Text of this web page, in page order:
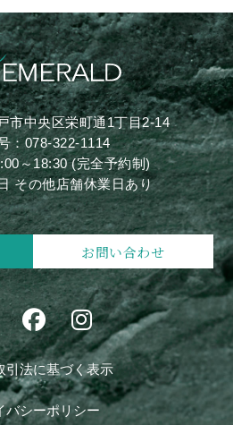
市中央区栄町通1丁目2-14
：078-322-1114
～18:30 (完全予約制)
その他店舗休業日あり
お問い合わせ
引法に基づく表示
バシーポリシー